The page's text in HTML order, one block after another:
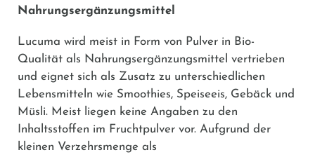
Nahrungsergänzungsmittel
Lucuma wird meist in Form von Pulver in Bio-
Qualität als Nahrungsergänzungsmittel vertrieben
und eignet sich als Zusatz zu unterschiedlichen
Lebensmitteln wie Smoothies, Speiseeis, Gebäck und
Müsli. Meist liegen keine Angaben zu den
Inhaltsstoffen im Fruchtpulver vor. Aufgrund der
kleinen Verzehrsmenge als